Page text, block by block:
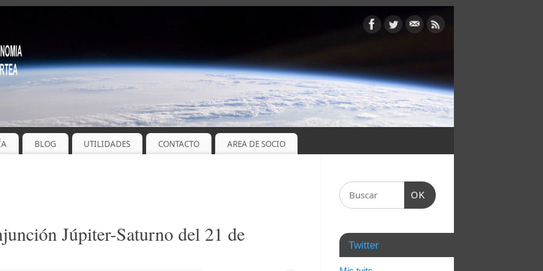
BLOG UTILIDADES CONTACTO AREA DE SOCIO
Júpiter-Saturno del 21 de
OK
Twitter